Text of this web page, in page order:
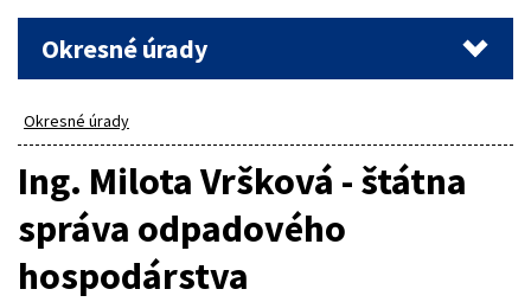
Okresné úrady
Okresné úrady
Ing. Milota Vršková - štátna
správa odpadového
hospodárstva